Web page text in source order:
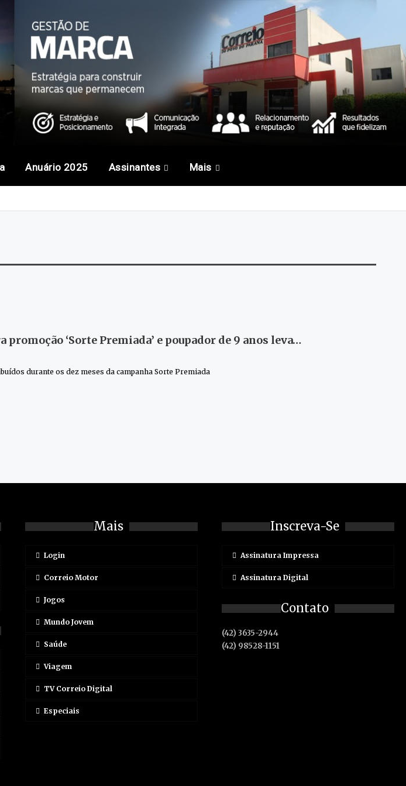
Anuário 2025 Assinantes Mais
‘Sorte Premiada’ e poupador de 9 anos leva…
durante os dez meses da campanha Sorte Premiada
Mais
Login
Correio Motor
Jogos
Mundo Jovem
Saúde
Viagem
TV Correio Digital
Especiais
Inscreva-Se
Assinatura Impressa
Assinatura Digital
Contato
(42) 3635-2944
(42) 98528-1151